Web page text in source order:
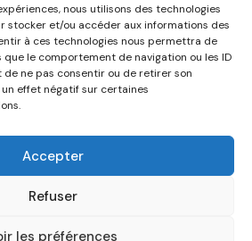
nous utilisons des technologies
stocker et/ou accéder aux informations des
à ces technologies nous permettra de
le comportement de navigation ou les ID
de ne pas consentir ou de retirer son
effet négatif sur certaines
Accepter
Refuser
les préférences
Rejoignez-nous
Annuaire
Vidéos & Podcats